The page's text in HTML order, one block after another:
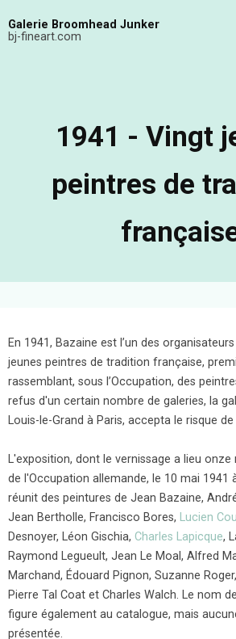
auGalerie Broomhead Junker
bj-fineart.com
1941 - Vingt
peintres de
En 1941, Bazaine est l’un des
jeunes peintres de tradition française,
rassemblant, sous l’Occupation, des
refus d'un certain nombre de galeries, la
Louis-le-Grand à Paris, accepta le risque
L'exposition, dont le vernissage a lieu
de l'Occupation allemande, le 10 mai 1941
réunit des peintures de Jean Bazaine,
Jean Bertholle, Francisco Bores, Lucien
Desnoyer, Léon Gischia, Charles Lapicque,
Raymond Legueult, Jean Le Moal, Alfred
Marchand, Édouard Pignon, Suzanne
Pierre Tal Coat et Charles Walch. Le nom
figure également au catalogue, mais
présentée.